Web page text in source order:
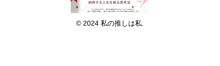
© 2024 私の推しは私.